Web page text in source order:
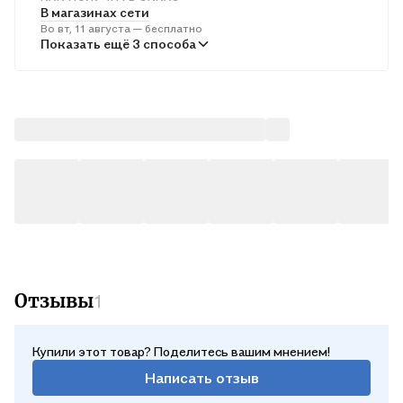
В магазинах сети
Во вт, 11 августа — бесплатно
В пунктах выдачи
Показать ещё 3 способа
Отзывы1
Купили этот товар? Поделитесь вашим мнением!
Написать отзыв